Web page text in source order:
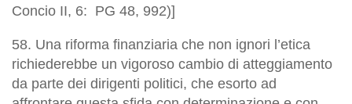
Concio II, 6: PG 48, 992)]
58. Una riforma finanziaria che non ignori l’etica
richiederebbe un vigoroso cambio di atteggiamento
da parte dei dirigenti politici, che esorto ad